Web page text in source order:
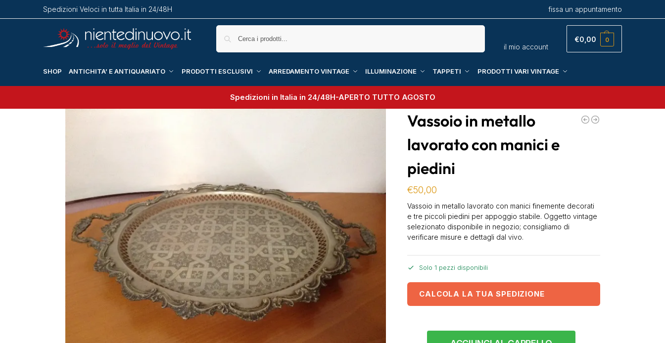
Spedizioni Veloci in tutta Italia in 24/48H fissa un appuntamento
il mio account
€0,00 0
SHOP ANTICHITA’ E ANTIQUARIATO PRODOTTI ESCLUSIVI ARREDAMENTO VINTAGE ILLUMINAZIONE TAPPETI PRODOTTI VARI VINTAGE
Spedizioni in Italia in 24/48H-APERTO TUTTO AGOSTO
Vassoio in metallo
lavorato con manici e
piedini
€50,00
Vassoio in metallo lavorato con manici finemente decorati
e tre piccoli piedini per appoggio stabile. Oggetto vintage
selezionato disponibile in negozio; consigliamo di
verificare misure e dettagli dal vivo.
Solo 1 pezzi disponibili
CALCOLA LA TUA SPEDIZIONE